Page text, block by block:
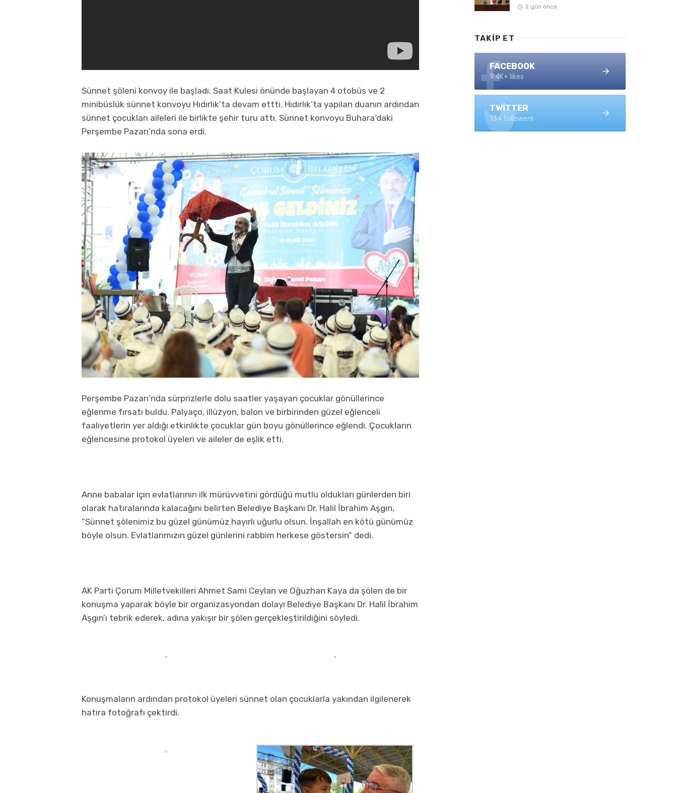
Sünnet şöleni konvoy ile başladı. Saat Kulesi önünde başlayan 4 otobüs ve 2
minibüslük sünnet konvoyu Hıdırlık’ta devam ettti. Hıdırlık’ta yapılan duanın ardından
sünnet çocukları aileleri ile birlikte şehir turu attı. Sünnet konvoyu Buhara’daki
Perşembe Pazarı’nda sona erdi.
Perşembe Pazarı’nda sürprizlerle dolu saatler yaşayan çocuklar gönüllerince
eğlenme fırsatı buldu. Palyaço, illüzyon, balon ve birbirinden güzel eğlenceli
faaliyetlerin yer aldığı etkinlikte çocuklar gün boyu gönüllerince eğlendi. Çocukların
eğlencesine protokol üyeleri ve aileler de eşlik etti.
Anne babalar için evlatlarının ilk mürüvvetini gördüğü mutlu oldukları günlerden biri
olarak hatıralarında kalacağını belirten Belediye Başkanı Dr. Halil İbrahim Aşgın,
“Sünnet şölenimiz bu güzel günümüz hayırlı uğurlu olsun. İnşallah en kötü günümüz
böyle olsun. Evlatlarımızın güzel günlerini rabbim herkese göstersin” dedi.
AK Parti Çorum Milletvekilleri Ahmet Sami Ceylan ve Oğuzhan Kaya da şölen de bir
konuşma yaparak böyle bir organizasyondan dolayı Belediye Başkanı Dr. Halil İbrahim
Aşgın’ı tebrik ederek, adına yakışır bir şölen gerçekleştirildiğini söyledi.
Konuşmaların ardından protokol üyeleri sünnet olan çocuklarla yakından ilgilenerek
hatıra fotoğrafı çektirdi.
2 gün önce
TAKIP ET
FACEBOOK
9.4K+ likes
TWITTER
134 followers